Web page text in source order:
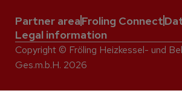
Partner areaFroling Connect
Legal information
Copyright © Fröling Heizkessel- und
Ges.m.b.H. 2026